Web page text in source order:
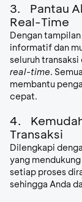
3. Pantau
Real-Time
Dengan tampilan
informatif dan
seluruh
real-time.
membantu
cepat.
4.
Transaksi
Dilengkapi
yang
setiap proses
sehingga Anda